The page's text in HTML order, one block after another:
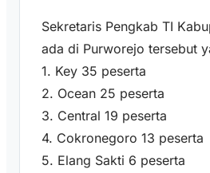
Sekretaris Pengkab TI
ada di Purworejo tersebut
1. Key 35 peserta
2. Ocean 25 peserta
3. Central 19 peserta
4. Cokronegoro 13 peserta
5. Elang Sakti 6 peserta